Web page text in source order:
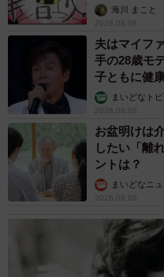
海川 まこと
2026.08.08
夫はマイフ
手の28歳モ
子ともに健
まいどなト
2026.08.08
お盆明けは
したい「離
ントは？
まいどなニ
2026.08.08